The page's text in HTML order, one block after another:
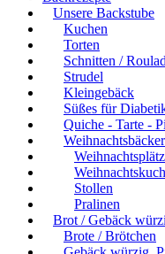
Unsere Backstube
Kuchen
Torten
Schnitten /
Strudel
Kleingebäck
Süßes für
Quiche - Tarte -
Stollen
Pralinen
Brot / Gebäck
Brote / Brötchen